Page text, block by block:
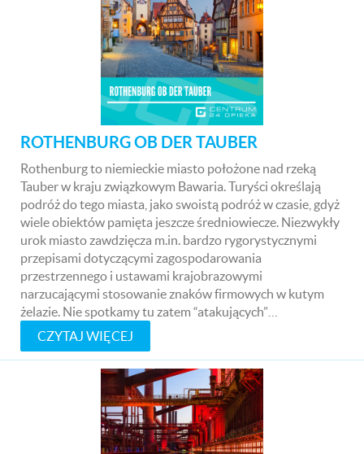
ROTHENBURG OB DER TAUBER
Rothenburg to niemieckie miasto położone nad rzeką
Tauber w kraju związkowym Bawaria. Turyści określają
podróż do tego miasta, jako swoistą podróż w czasie, gdyż
wiele obiektów pamięta jeszcze średniowiecze. Niezwykły
urok miasto zawdzięcza m.in. bardzo rygorystycznymi
przepisami dotyczącymi zagospodarowania
przestrzennego i ustawami krajobrazowymi
narzucającymi stosowanie znaków firmowych w kutym
żelazie. Nie spotkamy tu zatem “atakujących”…
CZYTAJ WIĘCEJ